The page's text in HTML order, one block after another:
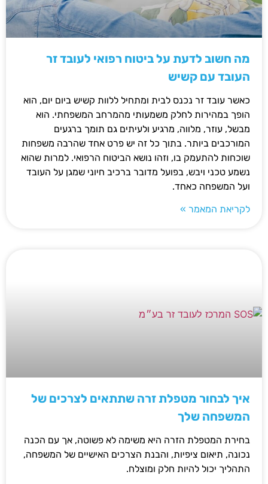
מה חשוב לדעת על ביטוח רפואי לעובד זר
העובד עם קשיש
כאשר עובד זר נכנס לבית ומתחיל ללוות קשיש ביום יום, הוא
הופך במהירות לחלק משמעותי מהמרחב המשפחתי. הוא
מבשל, עוזר, מלווה, מרגיע ולעיתים גם תומך ברגעים
המורכבים ביותר. בתוך כל זה יש פרט אחד שהרבה משפחות
שוכחות להתעמק בו, וזהו נושא הביטוח הרפואי. למרות שהוא
נשמע טכני ויבש, בפועל מדובר ברכיב חיוני שמגן על העובד
ועל המשפחה כאחד.
לקריאת המאמר »
איך לבחור מטפלת זרה שתתאים לצרכים של
המשפחה שלך
בחירת המטפלת הזרה היא משימה לא פשוטה, אך עם הכנה
נכונה, תיאום ציפיות, והבנת הצרכים האישיים של המשפחה,
התהליך יכול להיות חלק ומוצלח.